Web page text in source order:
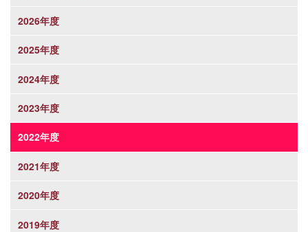
2026年度
2025年度
2024年度
2023年度
2022年度
2021年度
2020年度
2019年度